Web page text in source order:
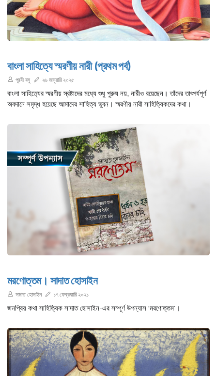
বাংলা সাহিত্যে স্মরণীয় নারী (প্রথম পর্ব)
পূরবী বসু ২৬ জানুয়ারি ২০২৫
বাংলা সাহিত্যের স্মরণীয় স্রষ্টাদের মধ্যে শুধু পুরুষ নয়, নারীও রয়েছেন। তাঁদের তাৎপর্যপূর্ণ
অবদানে সমৃদ্ধ হয়েছে আমাদের সাহিত্য ভুবন। স্মরণীয় নারী সাহিত্যিকদের কথা।
মরণোত্তম। সাদাত হোসাইন
সাদাত হোসাইন ১৭ ফেব্রুয়ারি ২০২১
জনপ্রিয় কথা সাহিত্যিক সাদাত হোসাইন-এর সম্পূর্ণ উপন্যাস ‘মরণোত্তম’।